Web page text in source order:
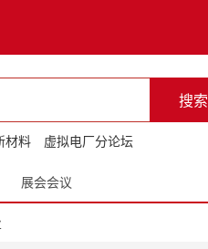
搜索
材料 虚拟电厂分论坛
展会会议